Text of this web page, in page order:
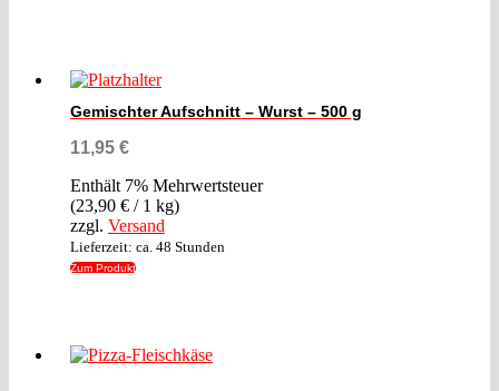
Gemischter Aufschnitt – Wurst – 500 g
11,95 €
Enthält 7% Mehrwertsteuer
(23,90 € / 1 kg)
zzgl. Versand
Lieferzeit: ca. 48 Stunden
Zum Produkt